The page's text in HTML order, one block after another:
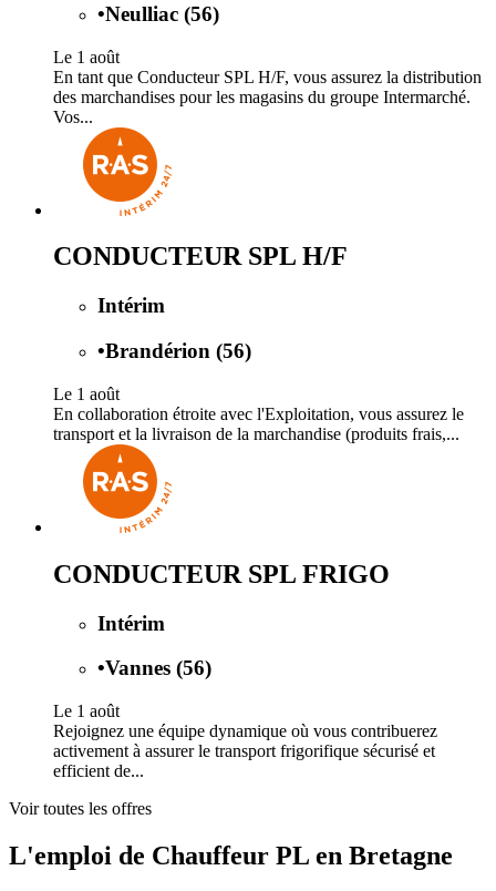
•Neulliac (56)
Le 1 août
En tant que Conducteur SPL H/F, vous assurez la distribution
des marchandises pour les magasins du groupe Intermarché.
Vos...
CONDUCTEUR SPL H/F
Intérim
•Brandérion (56)
Le 1 août
En collaboration étroite avec l'Exploitation, vous assurez le
transport et la livraison de la marchandise (produits frais,...
CONDUCTEUR SPL FRIGO
Intérim
•Vannes (56)
Le 1 août
Rejoignez une équipe dynamique où vous contribuerez
activement à assurer le transport frigorifique sécurisé et
efficient de...
Voir toutes les offres
L'emploi de Chauffeur PL en Bretagne